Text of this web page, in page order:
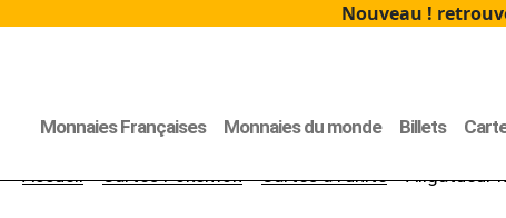
Nouveau !
Monnaies Françaises Monnaies du monde Billets
Accueil>Cartes Pokémon>Cartes à l'unité> Aligatueur